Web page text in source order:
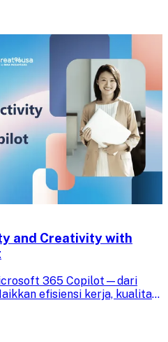
and Creativity with
365 Copilot—dari
efisiensi kerja, kualitas